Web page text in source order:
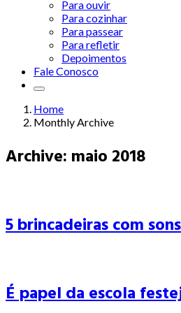
Para ouvir
Para cozinhar
Para passear
Para refletir
Depoimentos
Fale Conosco
Home
Monthly Archive
Archive: maio 2018
5 brincadeiras com sons
É papel da escola